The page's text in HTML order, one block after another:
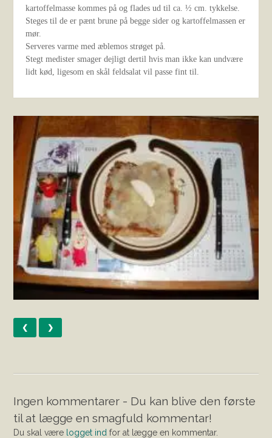
kartoffelmasse kommes på og flades ud til ca. ½ cm. tykkelse.
Steges til de er pænt brune på begge sider og kartoffelmassen er
mør.
Serveres varme med æblemos strøget på.
Stegt medister smager dejligt dertil hvis man ikke kan undvære
lidt kød, ligesom en skål feldsalat vil passe fint til.
❮ ❯
Ingen kommentarer - Du kan blive den første
til at lægge en smagfuld kommentar!
Du skal være logget ind for at lægge en kommentar.